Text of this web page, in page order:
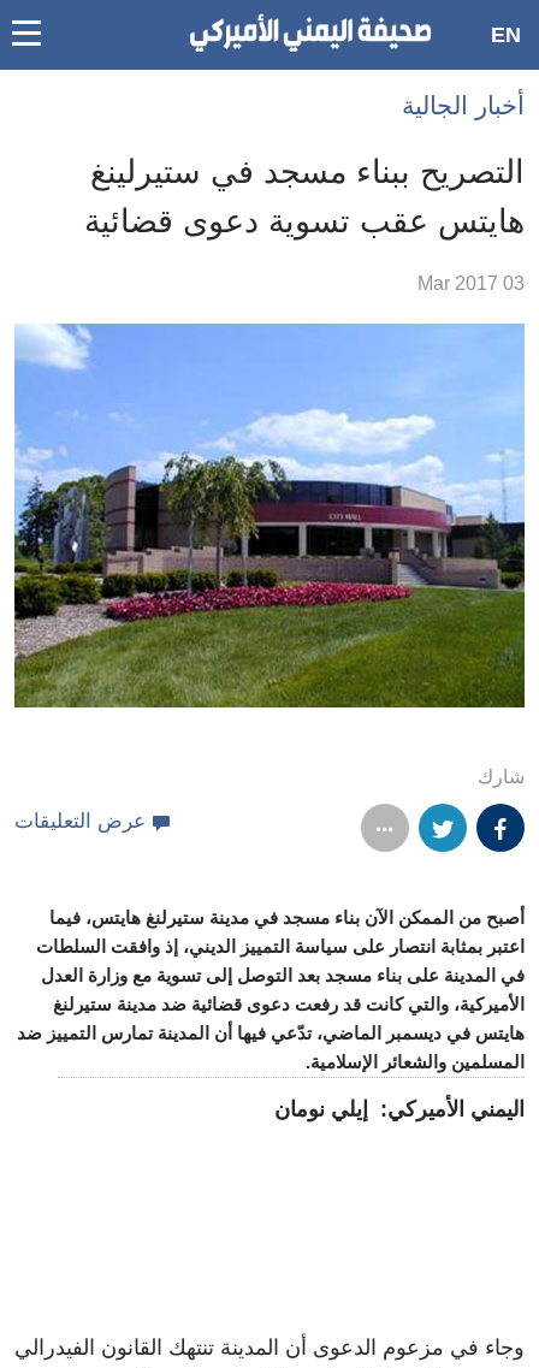
Accessibility
links
الرئيسي
الأقسام
EN
أخبار الجالية
التصريح ببناء مسجد في ستيرلينغ
هايتس عقب تسوية دعوى قضائية
03 Mar 2017
شارك
عرض التعليقات
أصبح من الممكن الآن بناء مسجد في مدينة ستيرلنغ هايتس، فيما
اعتبر بمثابة انتصار على سياسة التمييز الديني، إذ وافقت السلطات
في المدينة على بناء مسجد بعد التوصل إلى تسوية مع وزارة العدل
الأميركية، والتي كانت قد رفعت دعوى قضائية ضد مدينة ستيرلنغ
هايتس في ديسمبر الماضي، تدّعي فيها أن المدينة تمارس التمييز ضد
المسلمين والشعائر الإسلامية.
اليمني الأميركي: إيلي نومان
وجاء في مزعوم الدعوى أن المدينة تنتهك القانون الفيدرالي